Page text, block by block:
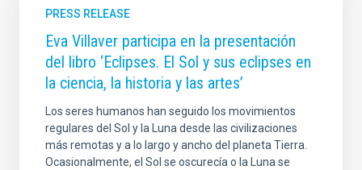
PRESS RELEASE
Eva Villaver participa en la presentación
del libro ‘Eclipses. El Sol y sus eclipses en
la ciencia, la historia y las artes’
Los seres humanos han seguido los movimientos
regulares del Sol y la Luna desde las civilizaciones
más remotas y a lo largo y ancho del planeta Tierra.
Ocasionalmente, el Sol se oscurecía o la Luna se